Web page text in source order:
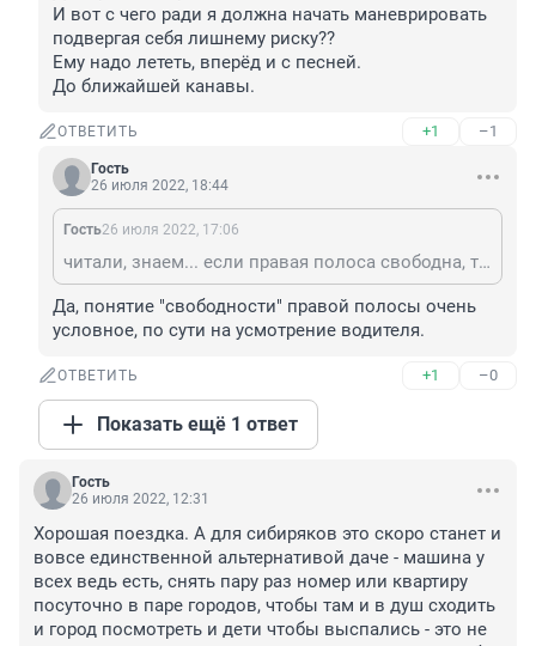
И вот с чего ради я должна начать маневрировать
подвергая себя лишнему риску??
Ему надо лететь, вперёд и с песней.
До ближайшей канавы.
ОТВЕТИТЬ +1 –1
Гость
26 июля 2022, 18:44
Гость26 июля 2022, 17:06
читали, знаем... если правая полоса свободна, то в правой... вот только там обычно не указано насколько свободной должна быть правая полоса... условно говоря в правой полосе в зоне видимости могут ехать машины со скоростью 60 км/ч, я еду в левой со скоростью 90 км/ч и тут внезапно сзади мигает Дмитрий, который жаждет лететь 150 км/ч... И вот с чего ради я должна начать маневрировать подвергая себя лишнему риску?? Ему надо лететь, вперёд и с песней. До ближайшей канавы.
Да, понятие "свободности" правой полосы очень
условное, по сути на усмотрение водителя.
ОТВЕТИТЬ +1 –0
Показать ещё 1 ответ
Гость
26 июля 2022, 12:31
Хорошая поездка. А для сибиряков это скоро станет и
вовсе единственной альтернативой даче - машина у
всех ведь есть, снять пару раз номер или квартиру
посуточно в паре городов, чтобы там и в душ сходить
и город посмотреть и дети чтобы выспались - это не